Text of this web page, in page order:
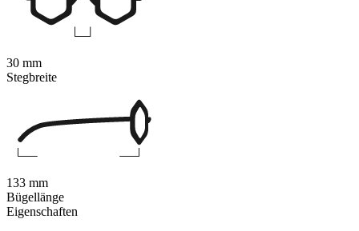
Eigenschaften
30 mm
Stegbreite
133 mm
Bügellänge